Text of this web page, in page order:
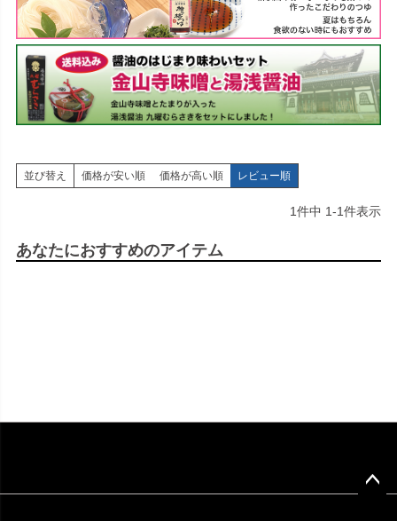
並び替え 価格が安い順 価格が高い順 レビュー順
1件中 1-1件表示
あなたにおすすめのアイテム